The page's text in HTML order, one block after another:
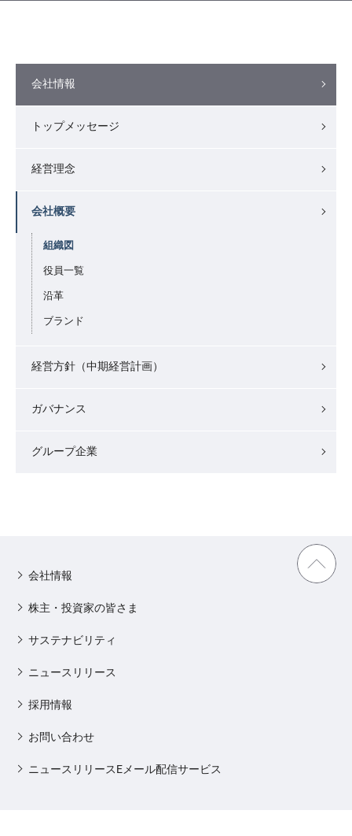
会社情報
トップメッセージ
経営理念
会社概要
組織図
役員一覧
沿革
ブランド
経営方針（中期経営計画）
ガバナンス
グループ企業
会社情報
株主・投資家の皆さま
サステナビリティ
ニュースリリース
採用情報
お問い合わせ
ニュースリリースEメール配信サービス